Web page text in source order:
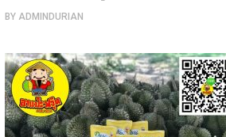
BY ADMINDURIAN